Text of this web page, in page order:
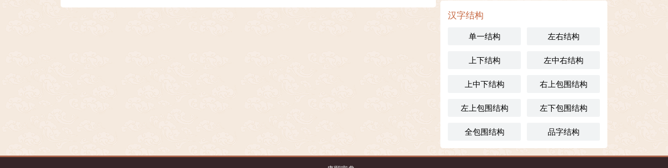
汉字结构
单一结构 左右结构
上下结构 左中右结构
上中下结构 右上包围结构
左上包围结构 左下包围结构
全包围结构 品字结构